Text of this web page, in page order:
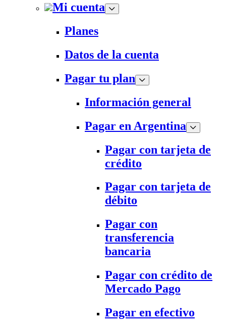
Mi cuenta
Planes
Datos de la cuenta
Pagar tu plan
Información general
Pagar en Argentina
Pagar con tarjeta de
crédito
Pagar con tarjeta de
débito
Pagar con
transferencia
bancaria
Pagar con crédito de
Mercado Pago
Pagar en efectivo